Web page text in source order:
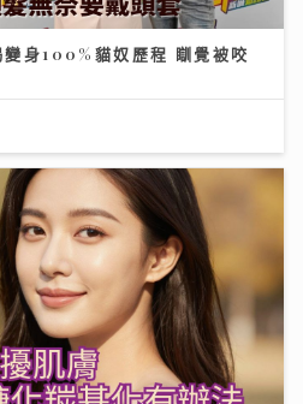
變身100%貓奴歷程 瞓覺被咬